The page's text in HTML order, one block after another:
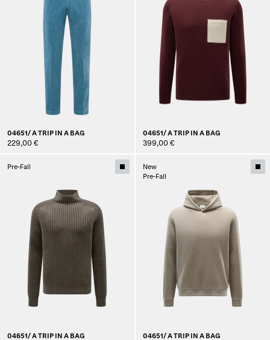
04651/ A TRIP IN A BAG
229,00 €
04651/ A TRIP IN A BAG
399,00 €
Pre-Fall
04651/ A TRIP IN A BAG
New
Pre-Fall
04651/ A TRIP IN A BAG